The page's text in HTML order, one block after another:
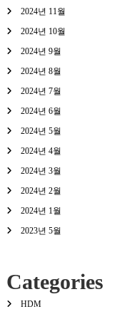
2024년 11월
2024년 10월
2024년 9월
2024년 8월
2024년 7월
2024년 6월
2024년 5월
2024년 4월
2024년 3월
2024년 2월
2024년 1월
2023년 5월
Categories
HDM